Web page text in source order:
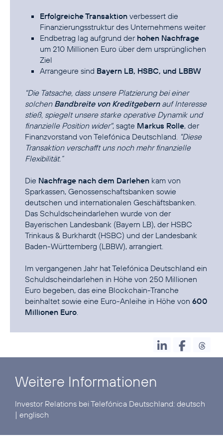
Erfolgreiche Transaktion verbessert die
Finanzierungsstruktur des Unternehmens weiter
Endbetrag lag aufgrund der hohen Nachfrage
um 210 Millionen Euro über dem ursprünglichen
Ziel
Arrangeure sind Bayern LB, HSBC, und LBBW
"Die Tatsache, dass unsere Platzierung bei einer
solchen Bandbreite von Kreditgebernauf Interesse
stieß, spiegelt unsere starke operative Dynamik und
finanzielle Position wider", sagte Markus Rolle, der
Finanzvorstand von Telefónica Deutschland. "Diese
Transaktion verschafft uns noch mehr finanzielle
Flexibilität.“
Die Nachfrage nach dem Darlehen kam von
Sparkassen, Genossenschaftsbanken sowie
deutschen und internationalen Geschäftsbanken.
Das Schuldscheindarlehen wurde von der
Bayerischen Landesbank (Bayern LB), der HSBC
Trinkaus & Burkhardt (HSBC) und der Landesbank
Baden-Württemberg (LBBW), arrangiert.
Im vergangenen Jahr hat Telefónica Deutschland ein
Schuldscheindarlehen in Höhe von 250 Millionen
Euro begeben, das eine Blockchain-Tranche
beinhaltet sowie eine Euro-Anleihe in Höhe von 600
Millionen Euro
Weitere Informationen
Investor Relations bei Telefónica Deutschland: deutsch
| englisch